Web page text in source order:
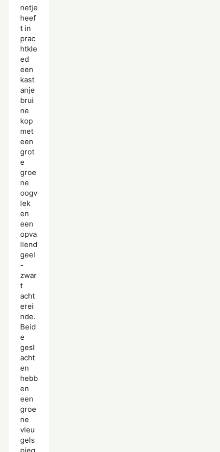
netje
heef
t in
prac
htkle
ed
een
kast
anje
brui
ne
kop
met
een
grot
e
groe
ne
oogv
lek
en
een
opva
llend
geel
-
zwar
t
acht
erei
nde.
Beid
e
gesl
acht
en
hebb
en
een
groe
ne
vleu
gels